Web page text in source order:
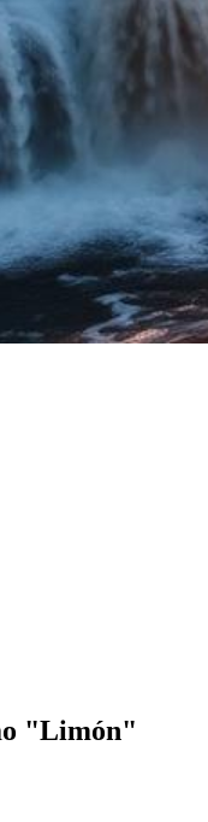
Limón
Vehículo Defectuoso
"Limón"